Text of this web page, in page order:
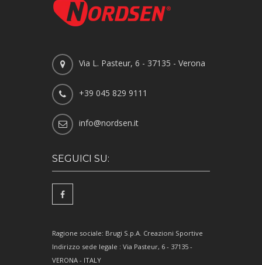
Via L. Pasteur, 6 - 37135 - Verona
+39 045 829 9111
info@nordsen.it
SEGUICI SU:
Ragione sociale: Brugi S.p.A. Creazioni Sportive
Indirizzo sede legale : Via Pasteur, 6 - 37135 -
VERONA - ITALY